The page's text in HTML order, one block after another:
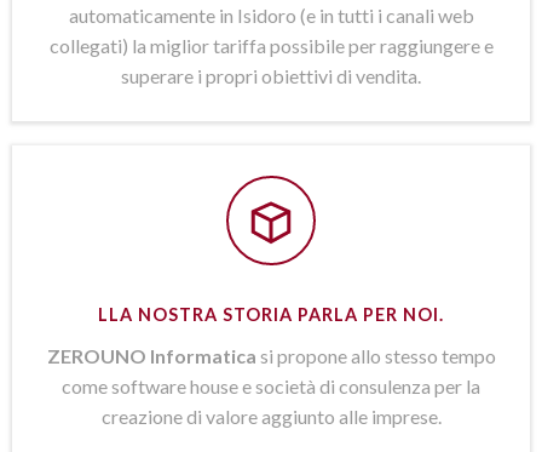
automaticamente in Isidoro (e in tutti i canali web
collegati) la miglior tariffa possibile per raggiungere e
superare i propri obiettivi di vendita.
LLA NOSTRA STORIA PARLA PER NOI.
ZEROUNO Informatica si propone allo stesso tempo
come software house e società di consulenza per la
creazione di valore aggiunto alle imprese.